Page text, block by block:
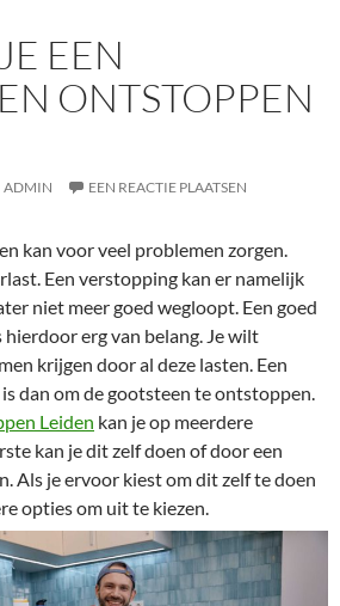
EEN
ONTSTOPPEN
ADMIN EEN REACTIE PLAATSEN
kan voor veel problemen zorgen.
Een verstopping kan er namelijk
niet meer goed wegloopt. Een goed
erg van belang. Je wilt
krijgen door al deze lasten. Een
dan om de gootsteen te ontstoppen.
Leiden kan je op meerdere
kan je dit zelf doen of door een
Als je ervoor kiest om dit zelf te doen
opties om uit te kiezen.